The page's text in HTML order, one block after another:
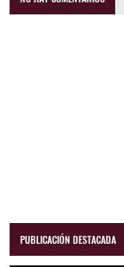
PUBLICACIÓN DESTACADA